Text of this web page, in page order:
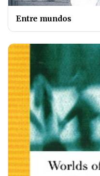
Entre mundos